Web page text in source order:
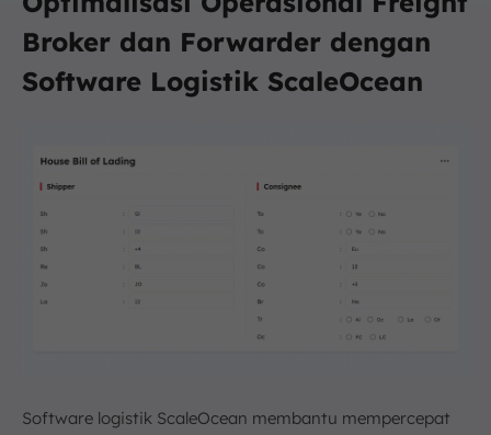
Broker dan Forwarder dengan
Software Logistik ScaleOcean
Software logistik ScaleOcean membantu mempercepat